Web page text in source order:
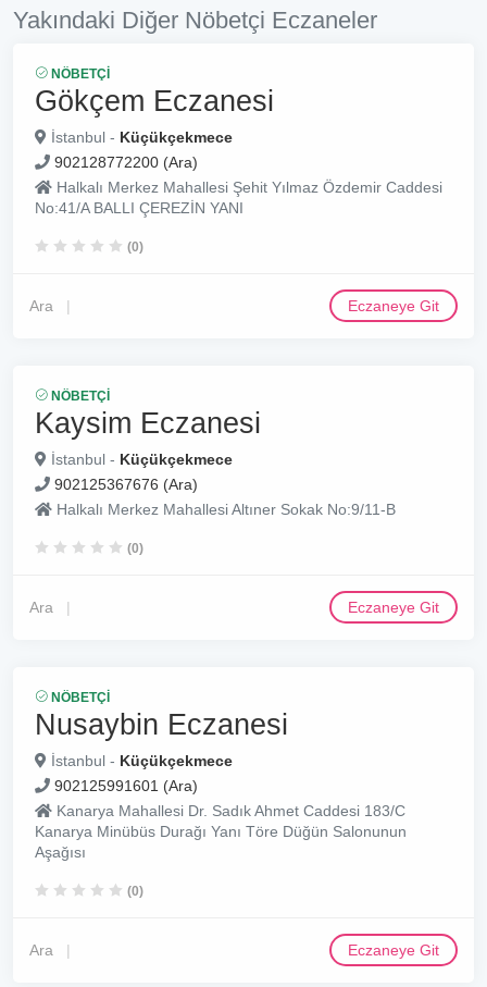
Yakındaki Diğer Nöbetçi Eczaneler
NÖBETÇI
Gökçem Eczanesi
İstanbul - Küçükçekmece
902128772200 (Ara)
Halkalı Merkez Mahallesi Şehit Yılmaz Özdemir Caddesi
No:41/A BALLI ÇEREZİN YANI
(0)
Ara Eczaneye Git
NÖBETÇI
Kaysim Eczanesi
İstanbul - Küçükçekmece
902125367676 (Ara)
Halkalı Merkez Mahallesi Altıner Sokak No:9/11-B
(0)
Ara Eczaneye Git
NÖBETÇI
Nusaybin Eczanesi
İstanbul - Küçükçekmece
902125991601 (Ara)
Kanarya Mahallesi Dr. Sadık Ahmet Caddesi 183/C
Kanarya Minübüs Durağı Yanı Töre Düğün Salonunun
Aşağısı
(0)
Ara Eczaneye Git